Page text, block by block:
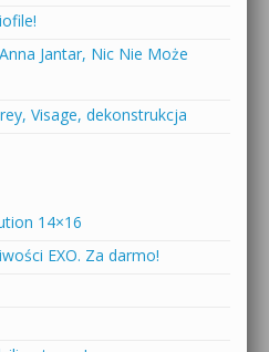
Jantar, Nic Nie Może
Visage, dekonstrukcja
14×16
EXO. Za darmo!